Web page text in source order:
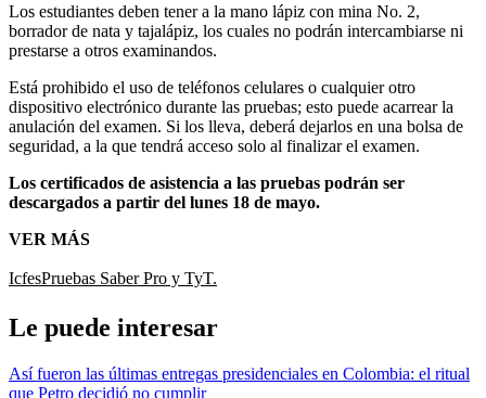
Los estudiantes deben tener a la mano lápiz con mina No. 2,
borrador de nata y tajalápiz, los cuales no podrán intercambiarse ni
prestarse a otros examinandos.
Está prohibido el uso de teléfonos celulares o cualquier otro
dispositivo electrónico durante las pruebas; esto puede acarrear la
anulación del examen. Si los lleva, deberá dejarlos en una bolsa de
seguridad, a la que tendrá acceso solo al finalizar el examen.
Los certificados de asistencia a las pruebas podrán ser
descargados a partir del lunes 18 de mayo.
VER MÁS
IcfesPruebas Saber Pro y TyT.
Le puede interesar
Así fueron las últimas entregas presidenciales en Colombia: el ritual
que Petro decidió no cumplir